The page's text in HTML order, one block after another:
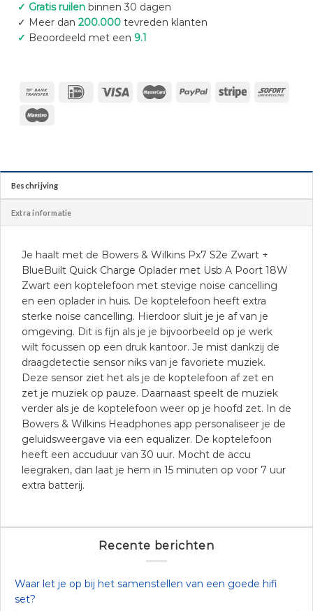
✓ Gratis ruilenbinnen 30 dagen
✓ Meer dan 200.000tevreden klanten
✓ Beoordeeld met een 9.1
Beschrijving
Extra informatie
Je haalt met de Bowers & Wilkins Px7 S2e Zwart +
BlueBuilt Quick Charge Oplader met Usb A Poort 18W
Zwart een koptelefoon met stevige noise cancelling
en een oplader in huis. De koptelefoon heeft extra
sterke noise cancelling. Hierdoor sluit je je af van je
omgeving. Dit is fijn als je je bijvoorbeeld op je werk
wilt focussen op een druk kantoor. Je mist dankzij de
draagdetectie sensor niks van je favoriete muziek.
Deze sensor ziet het als je de koptelefoon af zet en
zet je muziek op pauze. Daarnaast speelt de muziek
verder als je de koptelefoon weer op je hoofd zet. In de
Bowers & Wilkins Headphones app personaliseer je de
geluidsweergave via een equalizer. De koptelefoon
heeft een accuduur van 30 uur. Mocht de accu
leegraken, dan laat je hem in 15 minuten op voor 7 uur
extra batterij.
Recente berichten
Waar let je op bij het samenstellen van een goede hifi
set?